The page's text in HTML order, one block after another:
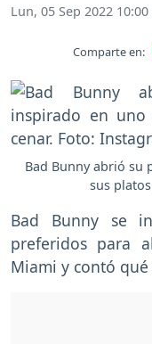
Lun, 05 Sep 2022
Comparte en:
Bad Bunny abrió su
sus
Bad Bunny se
preferidos para
Miami y contó